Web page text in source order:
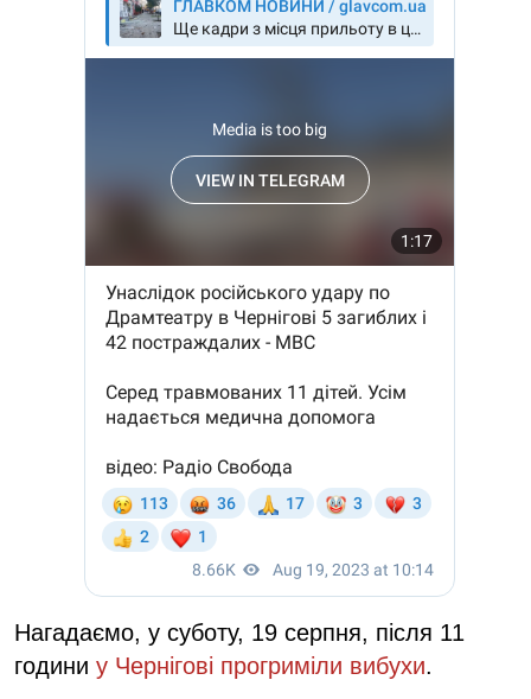
Нагадаємо, у суботу, 19 серпня, після 11
години у Чернігові прогриміли вибухи.